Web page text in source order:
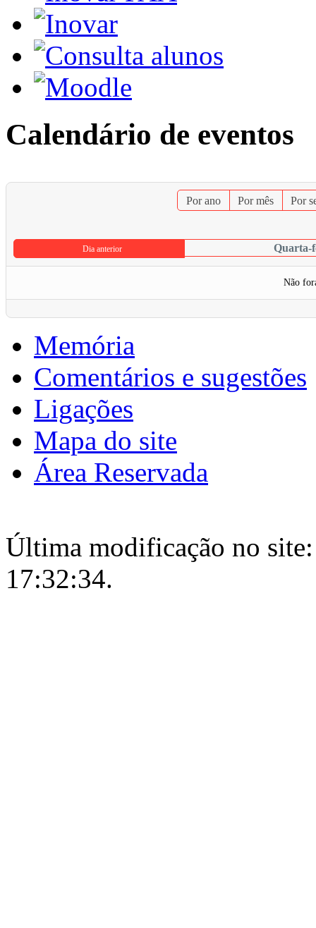
Calendário de eventos
Por ano Por mês Por
Dia anterior Quarta-
Não
Memória
Comentários e sugestões
Ligações
Mapa do site
Área Reservada
Última modificação no
17:32:34.